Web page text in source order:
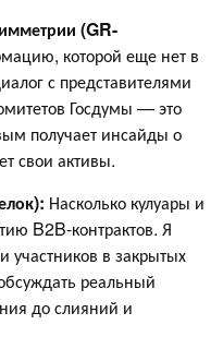
(GR-
которой еще нет в
с представителями
Госдумы — это
получает инсайды о
свои активы.
Насколько кулуары и
B2B-контрактов. Я
участников в закрытых
реальный
до слияний и